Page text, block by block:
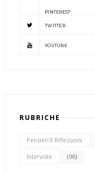
PINTEREST
TWITTER
YOUTUBE
RUBRICHE
Pensieri E Riflessioni
Interviste (96)